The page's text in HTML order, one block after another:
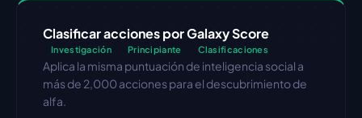
Clasificar acciones por Galaxy Score
Investigación Principiante Clasificaciones
Aplica la misma puntuación de inteligencia social a
más de 2,000 acciones para el descubrimiento de
alfa.